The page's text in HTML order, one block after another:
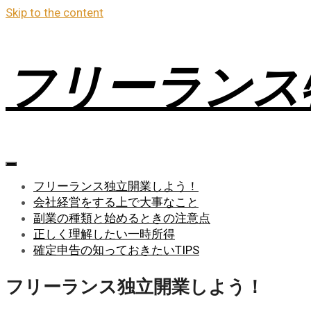
Skip to the content
フリーラン
フリーランス独立開業しよう！
会社経営をする上で大事なこと
副業の種類と始めるときの注意点
正しく理解したい一時所得
確定申告の知っておきたいTIPS
フリーランス独立開業しよう！